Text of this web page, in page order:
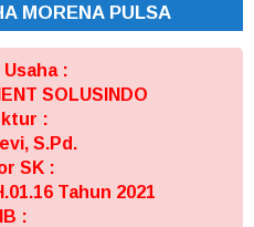
MORENA PULSA
Usaha :
SOLUSINDO
:
S.Pd.
SK :
Tahun 2021
: